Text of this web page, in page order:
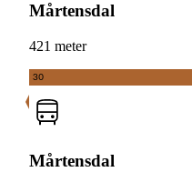
Mårtensdal
421 meter
30
Mårtensdal